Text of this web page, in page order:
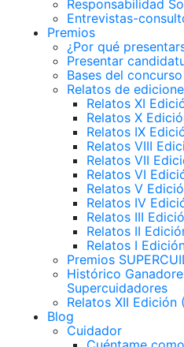
Responsabilidad
Entrevistas-
Premios
¿Por qué
Presentar
Bases del concurso
Relatos de
Relatos XI
Relatos X
Relatos IX
Relatos VIII
Relatos VII
Relatos VI
Relatos V
Relatos IV
Relatos III
Relatos II
Relatos I
Premios
Histórico
Supercuidadores
Relatos XII Edición
Blog
Cuidador